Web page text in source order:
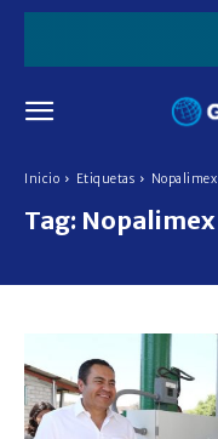
Inicio Etiquetas Nopalimex
Tag: Nopalimex